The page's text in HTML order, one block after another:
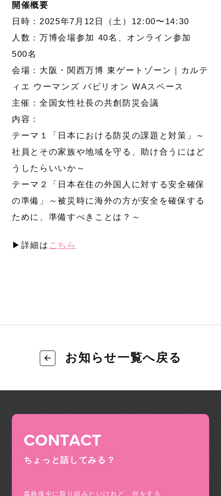
開催概要
日時：2025年7月12日（土）12:00〜14:30
人数：万博会場参加 40名、オンライン参加
500名
会場：大阪・関西万博 東ゲートゾーン｜カルテ
ィエ ウーマンズ パビリオン WAスペース
主催：全国女性社長の共創防災会議
内容：
テーマ１「日本における防災の課題と対策」～
社員とその家族や地域を守る、助け合うにはど
うしたらいいか～
テーマ２「日本在住の外国人に対する安全確保
の準備」～被災時に海外の方が安全を確保する
ために、準備すべきことは？～
▶︎詳細は こちら
お知らせ一覧へ戻る
CONTACT
ちょっと話してみる？
森林保全に取り組みたいけれど、何をする